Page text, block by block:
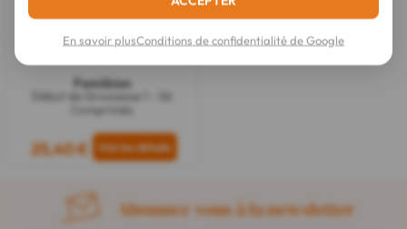
Femibion
Début de Grossesse 1 - 56
Comprimés
25,40 €
Abonnez-vous à la newsletter
En savoir plusConditions de confidentialité de Google